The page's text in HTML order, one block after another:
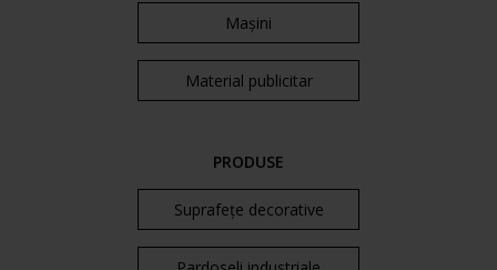
Mașini
Material publicitar
PRODUSE
Suprafețe decorative